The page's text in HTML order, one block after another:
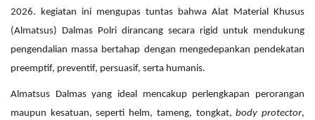
2026. kegiatan ini mengupas tuntas bahwa Alat Material Khusus
(Almatsus) Dalmas Polri dirancang secara rigid untuk mendukung
pengendalian massa bertahap dengan mengedepankan pendekatan
preemptif, preventif, persuasif, serta humanis.
Almatsus Dalmas yang ideal mencakup perlengkapan perorangan
maupun kesatuan, seperti helm, tameng, tongkat,body protector,